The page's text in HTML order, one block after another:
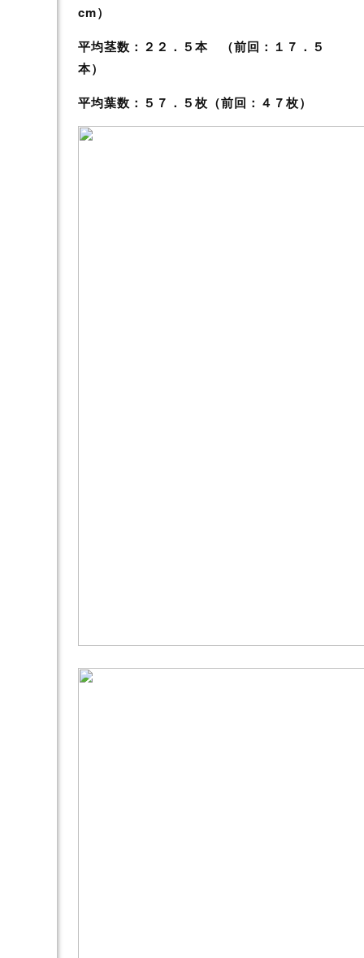
cm）
平均茎数：２２．５本 （前回：１７．５
本）
平均葉数：５７．５枚（前回：４７枚）